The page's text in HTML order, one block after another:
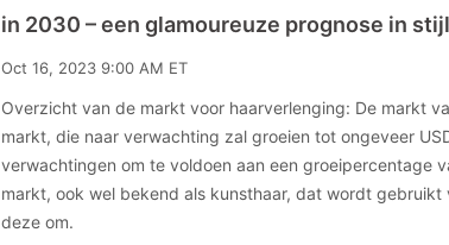
in 2030 – een glamoureuze prognose in
Oct 16, 2023 9:00 AM ET
Overzicht van de markt voor haarverlenging: De markt
markt, die naar verwachting zal groeien tot ongeveer
verwachtingen om te voldoen aan een groeipercentage
markt, ook wel bekend als kunsthaar, dat wordt
deze om.